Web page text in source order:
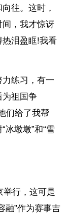
往。这时，
，我才惊讶
泪盈眶!我看
练习，有一
为祖国争
们给了我帮
冰墩墩”和“雪
举行，这可是
融”作为赛事吉